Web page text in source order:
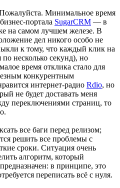
Минимальное время
портала SugarCRM — в
на самом лучшем железе. В
дел никого особо не
к тому, что каждый клик на
по несколько секунд), но
время отклика стало для
конкурентным
интернет-радио Rdio, но
не будет доставать меня
переключениями страниц, то
все баги перед релизом;
решить все проблемы с
сроки. Ситуация очень
алгоритм, который
в принципе, это
переписать всё с нуля.